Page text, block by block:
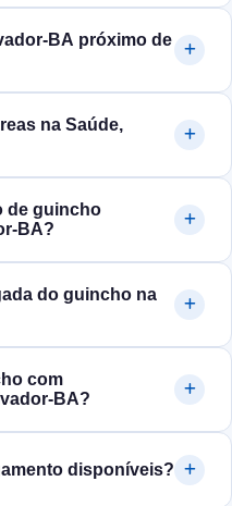
próximo de
na Saúde,
de guincho
do guincho na
com
disponíveis?